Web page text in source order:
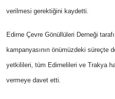
verilmesi gerektiğini kaydetti.
Edirne Çevre Gönüllüleri Derneği
kampanyasının önümüzdeki süreçte
yetkilileri, tüm Edirnelileri ve Trakya
vermeye davet etti.